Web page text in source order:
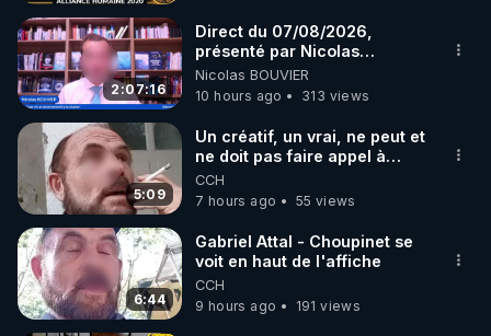
2:07:16
Direct du 07/08/2026,
présenté par Nicolas
BOUVIER
Nicolas BOUVIER
10 hours ago
313 views
5:09
Un créatif, un vrai, ne peut et
ne doit pas faire appel à
l'intelligence artificielle
CCH
7 hours ago
55 views
6:44
Gabriel Attal - Choupinet se
voit en haut de l'affiche
CCH
9 hours ago
191 views